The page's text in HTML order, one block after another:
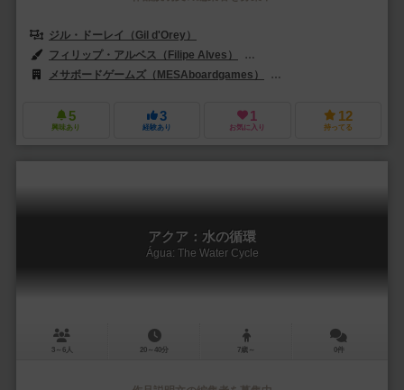
ジル・ドーレイ（Gil d'Orey）
フィリップ・アルベス（Filipe Alves）
メサボードゲームズ（MESAboardgames）
5
興味あり
3
経験あり
1
お気に入り
12
持ってる
アクア：水の循環
Água: The Water Cycle
3～6人 20～40分 7歳～ 0件